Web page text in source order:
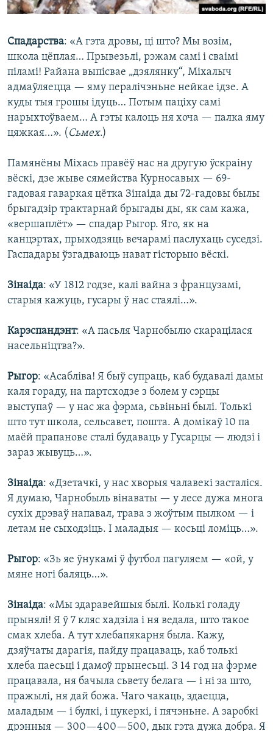
Спадарства: «А гэта дровы, ці што? Мы возім,
школа цёплая… Прывезьлі, рэжам самі і сваімі
піламі! Райана выпісвае „дзялянку“, Міхалыч
адмаўляецца — яму пералічэньне нейкае ідзе. А
куды тыя грошы ідуць… Потым паціху самі
нарыхтоўваем… А гэты калоць ня хоча — палка яму
цяжкая…». ( Сьмех.)
Памянёны Міхась правёў нас на другую ўскраіну
вёскі, дзе жыве сямейства Курносавых — 69-
гадовая гаваркая цётка Зінаіда ды 72-гадовы былы
брыгадзір трактарнай брыгады ды, як сам кажа,
«вершаплёт» — спадар Рыгор. Яго, як на
канцэртах, прыходзяць вечарамі паслухаць суседзі.
Гаспадары ўзгадваюць нават гісторыю вёскі.
Зінаіда: «У 1812 годзе, калі вайна з французамі,
старыя кажуць, гусары ў нас стаялі…».
Карэспандэнт: «А пасьля Чарнобылю скарацілася
насельніцтва?».
Рыгор: «Асабліва! Я быў супраць, каб будавалі дамы
каля гораду, на партсходзе з болем у сэрцы
выступаў — у нас жа фэрма, сьвіньні былі. Толькі
што тут школа, сельсавет, пошта. А домікаў 10 па
маёй прапанове сталі будаваць у Гусарцы — людзі і
зараз жывуць…».
Зінаіда: «Дзетачкі, у нас хворыя чалавекі засталіся.
Я думаю, Чарнобыль вінаваты — у лесе дужа многа
сухіх дрэваў напавал, трава з жоўтым пылком — і
летам не сыходзіць. І маладыя — косьці ломіць…».
Рыгор: «Зь яе ўнукамі ў футбол пагуляем — «ой, у
мяне ногі баляць…».
Зінаіда: «Мы здаравейшыя былі. Колькі голаду
прынялі! Я ў 7 кляс хадзіла і ня ведала, што такое
смак хлеба. А тут хлебапякарня была. Кажу,
дзяўчаты дарагія, пайду працаваць, каб толькі
хлеба паесьці і дамоў прынесьці. З 14 год на фэрме
працавала, ня бачыла сьвету белага — і ні за што,
пражылі, ня дай божа. Чаго чакаць, здаецца,
маладым — і булкі, і цукеркі, і пячэньне. А заробкі
дрэнныя — 300—400—500, дык гэта дужа добра. Я